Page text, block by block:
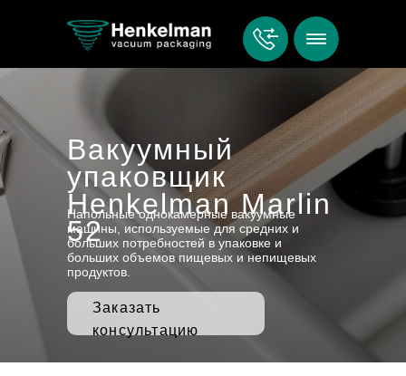
Вакуумный
упаковщик
Henkelman Marlin
52
Напольные однокамерные вакуумные
машины, используемые для средних и
больших потребностей в упаковке и
больших объемов пищевых и непищевых
продуктов.
Заказать
консультацию